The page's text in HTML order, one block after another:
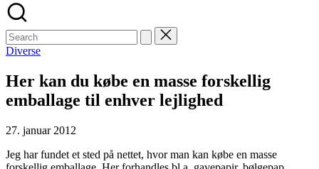
Search
for:
Posted
Diverse
Her kan du købe en masse forskellig
emballage til enhver lejlighed
27. januar 2012
Jeg har fundet et sted på nettet, hvor man kan købe en masse